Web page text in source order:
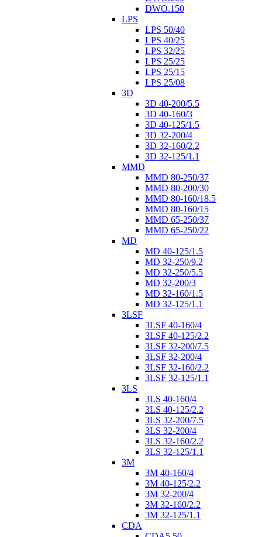
DWO.150
LPS
LPS 50/40
LPS 40/25
LPS 32/25
LPS 25/25
LPS 25/15
LPS 25/08
3D
3D 40-200/5.5
3D 40-160/3
3D 40-125/1.5
3D 32-200/4
3D 32-160/2.2
3D 32-125/1.1
MMD
MMD 80-250/37
MMD 80-200/30
MMD 80-160/18.5
MMD 80-160/15
MMD 65-250/37
MMD 65-250/22
MD
MD 40-125/1.5
MD 32-250/9.2
MD 32-250/5.5
MD 32-200/3
MD 32-160/1.5
MD 32-125/1.1
3LSF
3LSF 40-160/4
3LSF 40-125/2.2
3LSF 32-200/7.5
3LSF 32-200/4
3LSF 32-160/2.2
3LSF 32-125/1.1
3LS
3LS 40-160/4
3LS 40-125/2.2
3LS 32-200/7.5
3LS 32-200/4
3LS 32-160/2.2
3LS 32-125/1.1
3M
3M 40-160/4
3M 40-125/2.2
3M 32-200/4
3M 32-160/2.2
3M 32-125/1.1
CDA